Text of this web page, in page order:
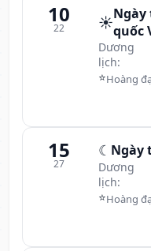
10
22 ☀️quốc
Dương
lịch:
⭐Hoàng
15
27
☾ Ngày
Dương
lịch:
⭐Hoàng